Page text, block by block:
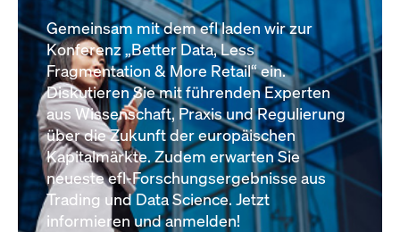
Gemeinsam mit dem efl laden wir zur
Konferenz „Better Data, Less
Fragmentation & More Retail“ ein.
Diskutieren Sie mit führenden Experten
aus Wissenschaft, Praxis und Regulierung
über die Zukunft der europäischen
Kapitalmärkte. Zudem erwarten Sie
neueste efl-Forschungsergebnisse aus
Trading und Data Science. Jetzt
informieren und anmelden!